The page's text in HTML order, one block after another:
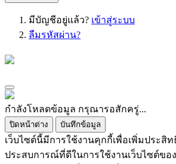
มีบัญชีอยู่แล้ว? เข้าสู่ระบบ
ลืมรหัสผ่าน?
กำลังโหลดข้อมูล กรุณารอสักครู่...
ปิดหน้าต่าง บันทึกข้อมูล
เว็บไซต์นี้มีการใช้งานคุกกี้เพื่อเพิ่มประสิ
ประสบการณ์ที่ดีในการใช้งานเว็บไซต์ขอ